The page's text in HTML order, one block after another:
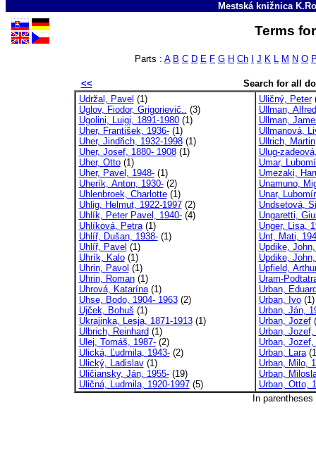
Mestská knižnica
Terms
Parts : A B C D E F G H Ch J K L M N O
<<
Search for all
Udržal, Pavel (1)
Uglov, Fiodor, Grigorievič.. (3)
Ugolini, Luigi, 1891-1980(1)
Uher, František, 1936-(1)
Uher, Jindřich, 1932-1998(1)
Uher, Josef, 1880- 1908(1)
Uher, Otto(1)
Uher, Pavel, 1948-(1)
Uherík, Anton, 1930-(2)
Uhlenbroek, Charlotte(1)
Uhlig, Helmut, 1922-1997(2)
Uhlík, Peter Pavel, 1940-(4)
Uhlíková, Petra(1)
Uhlíř, Dušan, 1938-(1)
Uhlíř, Pavel (1)
Uhrík, Kalo(1)
Uhrin, Pavol (1)
Uhrin, Roman(1)
Uhrová, Katarína(1)
Uhse, Bodo, 1904- 1963(2)
Ujček, Bohuš (1)
Ukrajinka, Lesja, 1871-1913(1)
Ulbrich, Reinhard (1)
Ulej, Tomáš, 1987-(2)
Ulická, Ľudmila, 1943-(2)
Ulický, Ladislav(1)
Uličiansky, Ján, 1955-(19)
Uličná, Ludmila, 1920-1997(5)
Uličný, Peter
Ullman,
Ullman,
Ullmanová,
Ullrich, Martin
Ulug-
Umar,
Umezaki,
Unamuno,
Unar, Lubomír
Undsetová,
Ungaretti,
Unger, Lisa,
Unt, Mati,
Updike,
Updike,
Upfield,
Uram-
Urban,
Urban, Ivo(1)
Urban, Ján,
Urban, Jozef
Urban, Jozef,
Urban, Jozef,
Urban, Lara
Urban, Milo,
Urban,
Urban, Otto,
In